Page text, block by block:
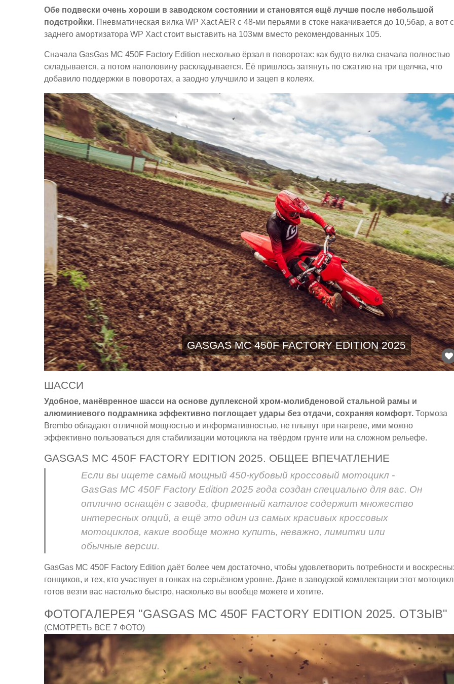
Обе подвески очень хороши в заводском состоянии и становятся ещё лучше после небольшой
подстройки. Пневматическая вилка WP Xact AER с 48-ми перьями в стоке накачивается до 10,5бар, а вот
заднего амортизатора WP Xact стоит выставить на 103мм вместо рекомендованных 105.
Сначала GasGas MC 450F Factory Edition несколько ёрзал в поворотах: как будто вилка сначала полностью
складывается, а потом наполовину раскладывается. Её пришлось затянуть по сжатию на три щелчка, что
добавило поддержки в поворотах, а заодно улучшило и зацеп в колеях.
GASGAS MC 450F FACTORY EDITION 2025
ШАССИ
Удобное, манёвренное шасси на основе дуплексной хром-молибденовой стальной рамы и
алюминиевого подрамника эффективно поглощает удары без отдачи, сохраняя комфорт. Тормоза
Brembo обладают отличной мощностью и информативностью, не плывут при нагреве, ими можно
эффективно пользоваться для стабилизации мотоцикла на твёрдом грунте или на сложном рельефе.
GASGAS MC 450F FACTORY EDITION 2025. ОБЩЕЕ ВПЕЧАТЛЕНИЕ
Если вы ищете самый мощный 450-кубовый кроссовый мотоцикл -
GasGas MC 450F Factory Edition 2025 года создан специально для вас. Он
отлично оснащён с завода, фирменный каталог содержит множество
интересных опций, а ещё это один из самых красивых кроссовых
мотоциклов, какие вообще можно купить, неважно, лимитки или
обычные версии.
GasGas MC 450F Factory Edition даёт более чем достаточно, чтобы удовлетворить потребности и
гонщиков, и тех, кто участвует в гонках на серьёзном уровне. Даже в заводской комплектации этот мотоцикл
готов везти вас настолько быстро, насколько вы вообще можете и хотите.
ФОТОГАЛЕРЕЯ "GASGAS MC 450F FACTORY EDITION 2025. ОТЗЫВ"
(СМОТРЕТЬ ВСЕ 7 ФОТО)